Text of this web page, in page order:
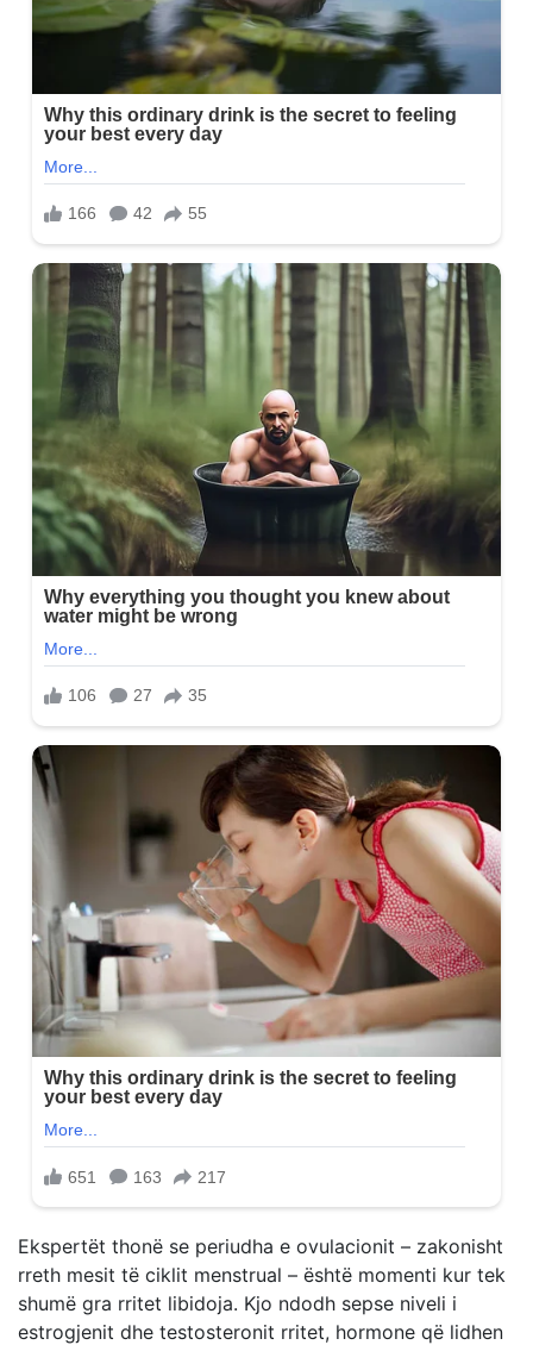
Ekspertët thonë se periudha e ovulacionit – zakonisht
rreth mesit të ciklit menstrual – është momenti kur tek
shumë gra rritet libidoja. Kjo ndodh sepse niveli i
estrogjenit dhe testosteronit rritet, hormone që lidhen